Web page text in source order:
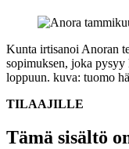
Kunta irtisanoi Anoran
sopimuksen, joka pysyy
loppuun. kuva: tuomo
TILAAJILLE
Tämä sisältö